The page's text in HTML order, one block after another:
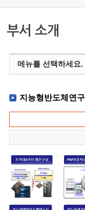
부서 소개
메뉴를 선택하세요.
지능형반도체연